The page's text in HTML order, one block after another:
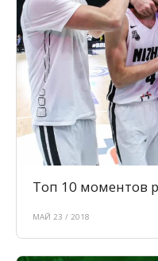
Топ 10 моментов
МАЙ 23 / 2018